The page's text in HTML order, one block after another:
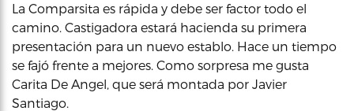
La Comparsita es rápida y debe ser factor todo el
camino. Castigadora estará hacienda su primera
presentación para un nuevo establo. Hace un tiempo
se fajó frente a mejores. Como sorpresa me gusta
Carita De Angel, que será montada por Javier
Santiago.